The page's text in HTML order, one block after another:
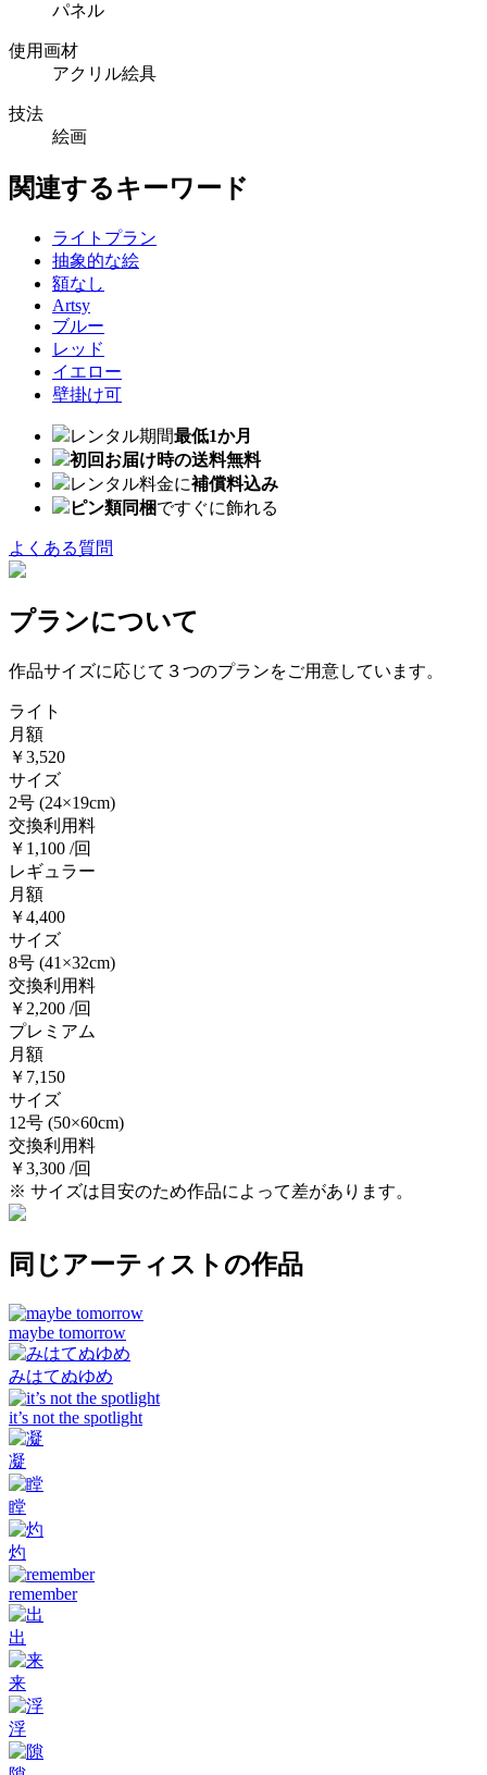
パネル
使用画材
アクリル絵具
技法
絵画
関連するキーワード
ライトプラン
抽象的な絵
額なし
Artsy
ブルー
レッド
イエロー
壁掛け可
レンタル期間最低1か月
初回お届け時の送料無料
レンタル料金に補償料込み
ピン類同梱ですぐに飾れる
よくある質問
プランについて
作品サイズに応じて３つのプランをご用意しています。
ライト
月額
￥3,520
サイズ
2号 (24×19cm)
交換利用料
￥1,100 /回
レギュラー
月額
￥4,400
サイズ
8号 (41×32cm)
交換利用料
￥2,200 /回
プレミアム
月額
￥7,150
サイズ
12号 (50×60cm)
交換利用料
￥3,300 /回
※ サイズは目安のため作品によって差があります。
同じアーティストの作品
maybe tomorrow
みはてぬゆめ
it’s not the spotlight
凝
瞠
灼
remember
出
来
浮